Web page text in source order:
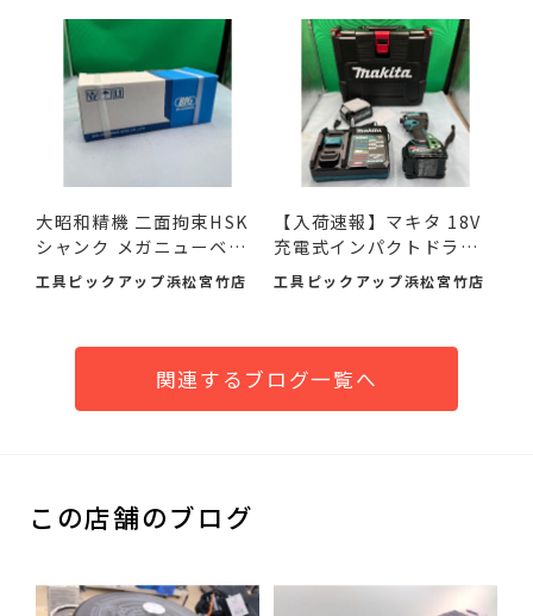
大昭和精機 二面拘束HSK
シャンク メガニューベビ
ー...
工具ピックアップ浜松宮竹店
【入荷速報】マキタ 18V
充電式インパクトドライ
バ...
工具ピックアップ浜松宮竹店
関連するブログ一覧へ
この店舗のブログ